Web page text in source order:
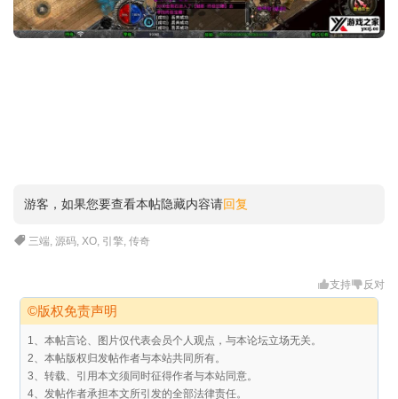
游客，如果您要查看本帖隐藏内容请回复
三端,源码,XO, 引擎,传奇
支持 反对
©版权免责声明
1、本帖言论、图片仅代表会员个人观点，与本论坛立场无关。
2、本帖版权归发帖作者与本站共同所有。
3、转载、引用本文须同时征得作者与本站同意。
4、发帖作者承担本文所引发的全部法律责任。